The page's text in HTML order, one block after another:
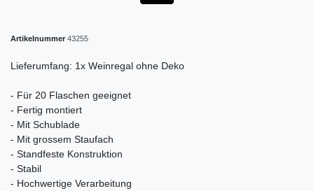
Artikelnummer 43255
Lieferumfang: 1x Weinregal ohne Deko
- Für 20 Flaschen geeignet
- Fertig montiert
- Mit Schublade
- Mit grossem Staufach
- Standfeste Konstruktion
- Stabil
- Hochwertige Verarbeitung